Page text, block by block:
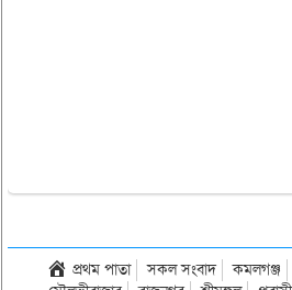
প্রথম পাতা সকল সংবাদ কমলগঞ্জ